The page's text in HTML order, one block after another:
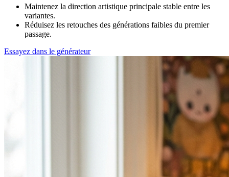
Maintenez la direction artistique principale stable entre les
variantes.
Réduisez les retouches des générations faibles du premier
passage.
Essayez dans le générateur